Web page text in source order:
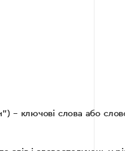
– ключові слова або